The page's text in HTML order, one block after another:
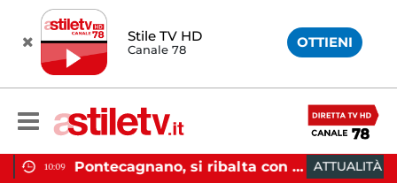
Stile TV HD
Canale 78 OTTIENI
Pontecagnano, si ribalta con l'auto alla rotatoria: giovane ferito ATTUALITÀ 15:05